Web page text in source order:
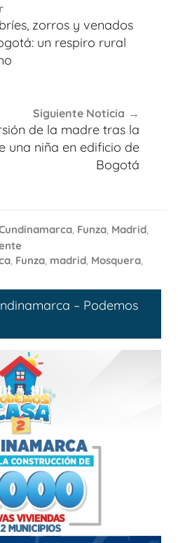
zorros y venados
un respiro rural
Siguiente Noticia
de la madre tras la
una niña en edificio de
Bogotá
, Funza, Madrid,
, Funza, madrid, Mosquera,
– Podemos